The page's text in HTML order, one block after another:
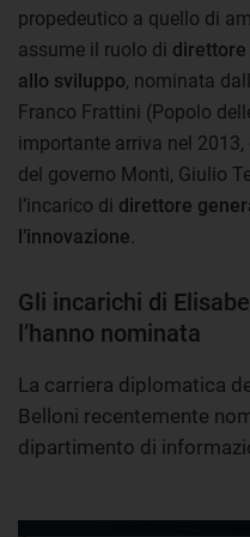
propedeutico a quello di
assume il ruolo di direttore
allo sviluppo, nominata
Franco Frattini (Popolo
importante arriva nel
del governo Monti, Giulio
l’incarico di direttore
l’innovazione
Gli incarichi di
l’hanno nominata
La carriera diplomatica
Belloni recentemente
dipartimento di